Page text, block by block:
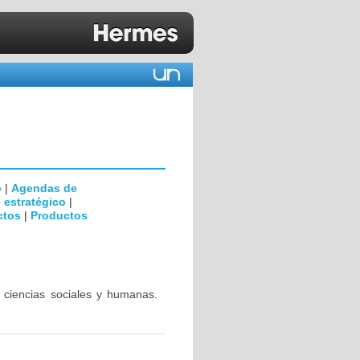
| Agendas de
estratégico |
| Productos
sociales y humanas.